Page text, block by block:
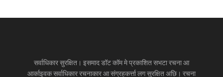
सर्वाधिकार सुरक्षित। इसमाद डॉट कॉम मे प्रकाशित सभटा रचना आ
आर्काइवक सर्वाधिकार रचनाकार आ संग्रहकर्त्ता लग सुरक्षित अछि। रचना